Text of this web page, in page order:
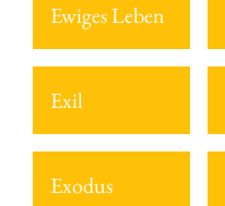
Ewiges Leben
Exil
Exodus